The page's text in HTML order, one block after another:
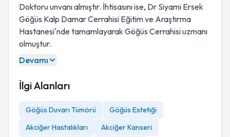
Doktoru unvanı almıştır. İhtisasını ise, Dr Siyami Ersek
Göğüs Kalp Damar Cerrahisi Eğitim ve Araştırma
Hastanesi'nde tamamlayarak Göğüs Cerrahisi uzmanı
olmuştur.
Devamı
İlgi Alanları
Göğüs Duvarı Tümörü
Göğüs Estetiği
Akciğer Hastalıkları
Akciğer Kanseri